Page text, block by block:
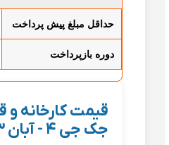
حداقل مبلغ پیش پرداخت
دوره بازپرداخت
قیمت کارخانه و
جک جی ۴ - آبان ۱۴۰۳